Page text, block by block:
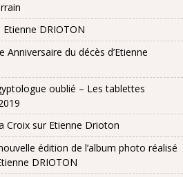
DRIOTON
du décès d’Etienne
oublié – Les tablettes
Croix sur Etienne Drioton
édition de l’album photo réalisé
DRIOTON